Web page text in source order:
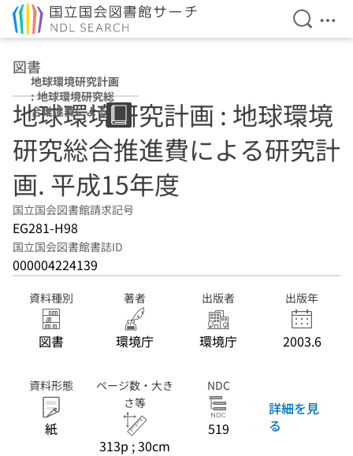
検索を
メ
図書
地球環境研究計画
: 地球環境研究総
合推進費による研
究計画 平成15年
度
地球環境研究計画 : 地球環境
研究総合推進費による研究計
画. 平成15年度
国立国会図書館請求記号
EG281-H98
国立国会図書館書誌ID
000004224139
資料種別
図書
著者
環境庁
出版者
環境庁
出版年
2003.6
資料形態
紙
ページ数・大き
さ等
313p ; 30cm
NDC
519
詳細を見
る